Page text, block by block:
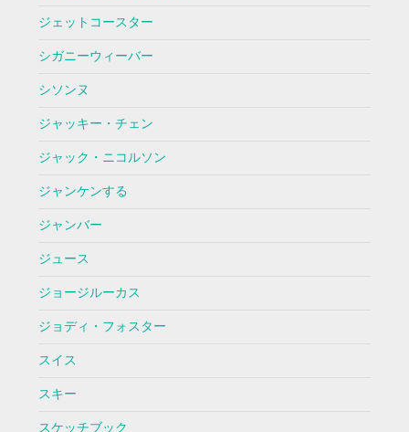
ジェットコースター
シガニーウィーバー
シソンヌ
ジャッキー・チェン
ジャック・ニコルソン
ジャンケンする
ジャンバー
ジュース
ジョージルーカス
ジョディ・フォスター
スイス
スキー
スケッチブック